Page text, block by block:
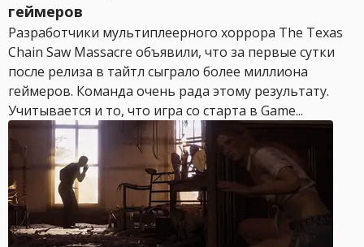
геймеров
Разработчики мультиплеерного хоррора The Texas
Chain Saw Massacre объявили, что за первые сутки
после релиза в тайтл сыграло более миллиона
геймеров. Команда очень рада этому результату.
Учитывается и то, что игра со старта в Game...